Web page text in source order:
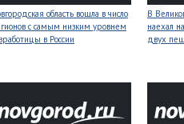
область вошла в число
с самым низким уровнем
в России
В
наехал
двух